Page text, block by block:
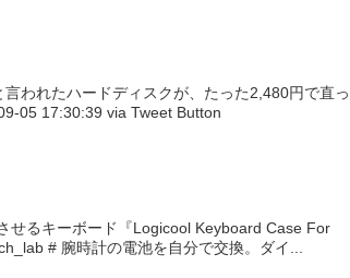
われたハードディスクが、たった2,480円で直っ
05 17:30:39 via Tweet Button
せるキーボード『Logicool Keyboard Case For
# 腕時計の電池を自分で交換。ダイ...